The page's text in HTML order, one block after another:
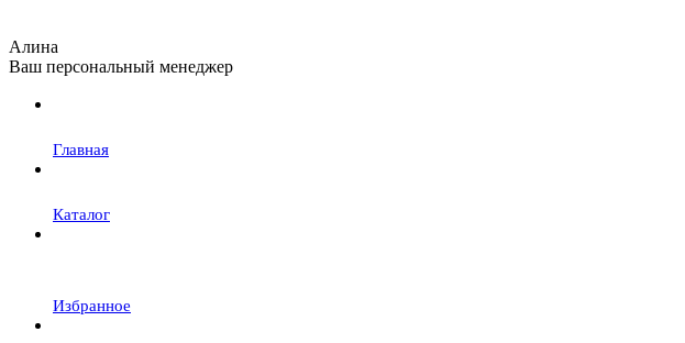
Алина
Ваш персональный менеджер
Главная
Каталог
Избранное